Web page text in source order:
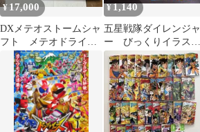
¥ 17,000
DXメテオストームシャ
フト メテオドライバ
ー メテオギャラクシ
ー セット
¥1,140
五星戦隊ダイレンジャ
ー びっくりイラスト
プレート 東映アニメ